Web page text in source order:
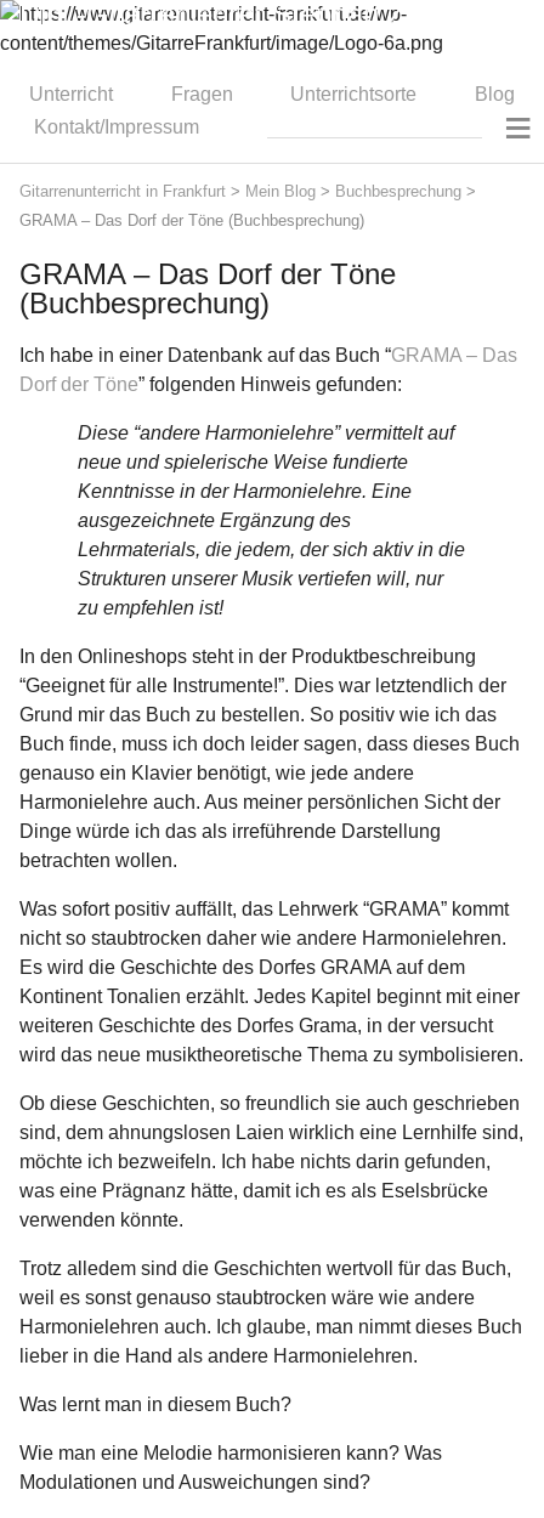
Dipl.-Gitarrenlehrer Stephan Zitzmann
Unterricht Fragen Unterrichtsorte
Blog
Kontakt/Impressum
≡
Gitarrenunterricht in Frankfurt > Mein Blog > Buchbesprechung >
GRAMA – Das Dorf der Töne (Buchbesprechung)
GRAMA – Das Dorf der Töne
(Buchbesprechung)
Ich habe in einer Datenbank auf das Buch “GRAMA – Das
Dorf der Töne” folgenden Hinweis gefunden:
Diese “andere Harmonielehre” vermittelt auf
neue und spielerische Weise fundierte
Kenntnisse in der Harmonielehre. Eine
ausgezeichnete Ergänzung des
Lehrmaterials, die jedem, der sich aktiv in die
Strukturen unserer Musik vertiefen will, nur
zu empfehlen ist!
In den Onlineshops steht in der Produktbeschreibung
“Geeignet für alle Instrumente!”. Dies war letztendlich der
Grund mir das Buch zu bestellen. So positiv wie ich das
Buch finde, muss ich doch leider sagen, dass dieses Buch
genauso ein Klavier benötigt, wie jede andere
Harmonielehre auch. Aus meiner persönlichen Sicht der
Dinge würde ich das als irreführende Darstellung
betrachten wollen.
Was sofort positiv auffällt, das Lehrwerk “GRAMA” kommt
nicht so staubtrocken daher wie andere Harmonielehren.
Es wird die Geschichte des Dorfes GRAMA auf dem
Kontinent Tonalien erzählt. Jedes Kapitel beginnt mit einer
weiteren Geschichte des Dorfes Grama, in der versucht
wird das neue musiktheoretische Thema zu symbolisieren.
Ob diese Geschichten, so freundlich sie auch geschrieben
sind, dem ahnungslosen Laien wirklich eine Lernhilfe sind,
möchte ich bezweifeln. Ich habe nichts darin gefunden,
was eine Prägnanz hätte, damit ich es als Eselsbrücke
verwenden könnte.
Trotz alledem sind die Geschichten wertvoll für das Buch,
weil es sonst genauso staubtrocken wäre wie andere
Harmonielehren auch. Ich glaube, man nimmt dieses Buch
lieber in die Hand als andere Harmonielehren.
Was lernt man in diesem Buch?
Wie man eine Melodie harmonisieren kann? Was
Modulationen und Ausweichungen sind?